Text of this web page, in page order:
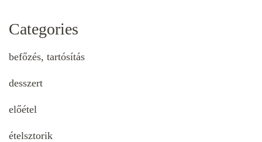
Categories
befőzés, tartósítás
desszert
előétel
ételsztorik